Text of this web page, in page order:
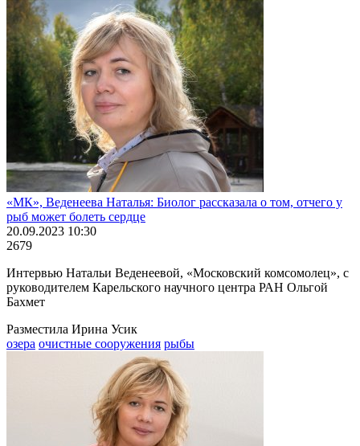
«МК», Веденеева Наталья: Биолог рассказала о том, отчего у
рыб может болеть сердце
20.09.2023 10:30
2679
Интервью Натальи Веденеевой, «Московский комсомолец», с
руководителем Карельского научного центра РАН Ольгой
Бахмет
Разместила Ирина Усик
озера очистные сооружения рыбы